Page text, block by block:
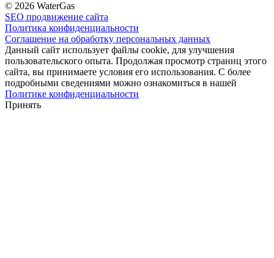
© 2026 WaterGas
SEO продвижение сайта
Политика конфиденциальности
Соглашение на обработку персональных данных
Данный сайт использует файлы cookie, для улучшения
пользовательского опыта. Продолжая просмотр страниц этого
сайта, вы принимаете условия его использования. С более
подробными сведениями можно ознакомиться в нашей
Политике конфиденциальности
Принять